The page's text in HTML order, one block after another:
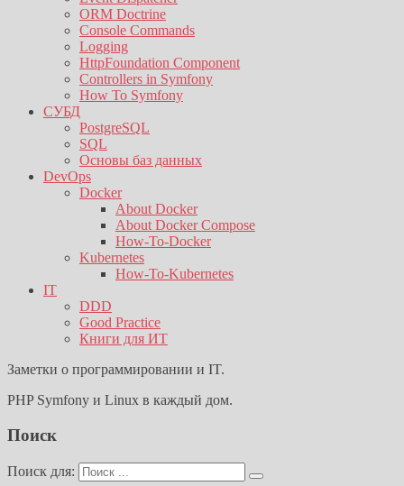
ORM Doctrine
Console Commands
Logging
HttpFoundation Component
Controllers in Symfony
How To Symfony
СУБД
PostgreSQL
SQL
Основы баз данных
DevOps
Docker
About Docker
About Docker Compose
How-To-Docker
Kubernetes
How-To-Kubernetes
IT
DDD
Good Practice
Книги для ИТ
Заметки о программировании и IT.
PHP Symfony и Linux в каждый дом.
Поиск
Поиск для: